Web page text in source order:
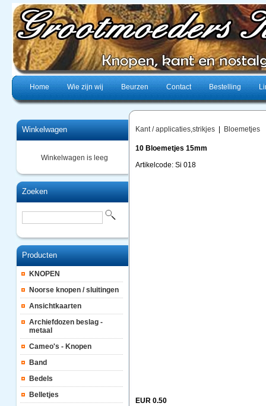
Home Wie zijn wij Beurzen Contact Bestelling
Winkelwagen
Winkelwagen is leeg
Zoeken
Producten
KNOPEN
Noorse knopen / sluitingen
Ansichtkaarten
Archiefdozen beslag -
metaal
Cameo's - Knopen
Band
Bedels
Belletjes
Kant / applicaties,strikjes Bloemetjes
10 Bloemetjes 15mm
Artikelcode: Si 018
EUR 0.50